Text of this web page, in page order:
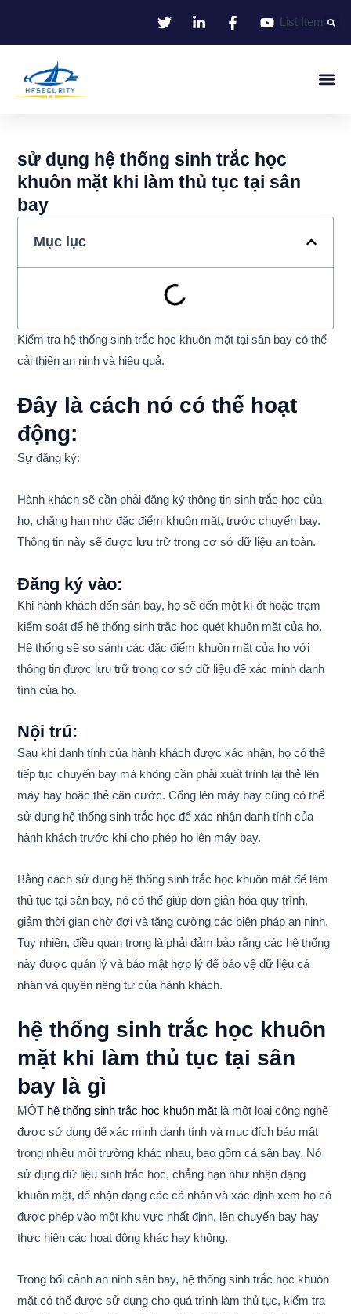
List Item
sử dụng hệ thống sinh trắc học
khuôn mặt khi làm thủ tục tại sân
bay
Mục lục
Kiểm tra hệ thống sinh trắc học khuôn mặt tại sân bay có thể
cải thiện an ninh và hiệu quả.
Đây là cách nó có thể hoạt
động:
Sự đăng ký:
Hành khách sẽ cần phải đăng ký thông tin sinh trắc học của
họ, chẳng hạn như đặc điểm khuôn mặt, trước chuyến bay.
Thông tin này sẽ được lưu trữ trong cơ sở dữ liệu an toàn.
Đăng ký vào:
Khi hành khách đến sân bay, họ sẽ đến một ki-ốt hoặc trạm
kiểm soát để hệ thống sinh trắc học quét khuôn mặt của họ.
Hệ thống sẽ so sánh các đặc điểm khuôn mặt của họ với
thông tin được lưu trữ trong cơ sở dữ liệu để xác minh danh
tính của họ.
Nội trú:
Sau khi danh tính của hành khách được xác nhận, họ có thể
tiếp tục chuyến bay mà không cần phải xuất trình lại thẻ lên
máy bay hoặc thẻ căn cước. Cổng lên máy bay cũng có thể
sử dụng hệ thống sinh trắc học để xác nhận danh tính của
hành khách trước khi cho phép họ lên máy bay.
Bằng cách sử dụng hệ thống sinh trắc học khuôn mặt để làm
thủ tục tại sân bay, nó có thể giúp đơn giản hóa quy trình,
giảm thời gian chờ đợi và tăng cường các biện pháp an ninh.
Tuy nhiên, điều quan trọng là phải đảm bảo rằng các hệ thống
này được quản lý và bảo mật hợp lý để bảo vệ dữ liệu cá
nhân và quyền riêng tư của hành khách.
hệ thống sinh trắc học khuôn
mặt khi làm thủ tục tại sân
bay là gì
MỘT hệ thống sinh trắc học khuôn mặt là một loại công nghệ
được sử dụng để xác minh danh tính và mục đích bảo mật
trong nhiều môi trường khác nhau, bao gồm cả sân bay. Nó
sử dụng dữ liệu sinh trắc học, chẳng hạn như nhận dạng
khuôn mặt, để nhận dạng các cá nhân và xác định xem họ có
được phép vào một khu vực nhất định, lên chuyến bay hay
thực hiện các hoạt động khác hay không.
Trong bối cảnh an ninh sân bay, hệ thống sinh trắc học khuôn
mặt có thể được sử dụng cho quá trình làm thủ tục, kiểm tra